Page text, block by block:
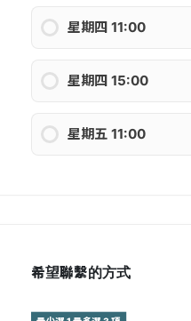
星期四 11:00
星期四 15:00
星期五 11:00
希望聯繫的方式